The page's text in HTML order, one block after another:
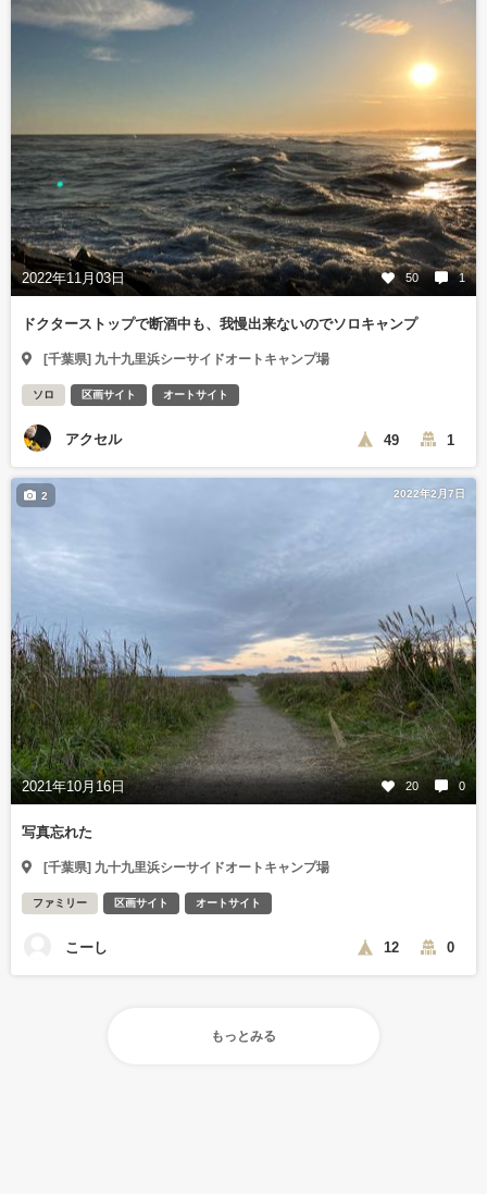
2022年11月03日 50 1
ドクターストップで断酒中も、我慢出来ないのでソロキャンプ
[千葉県] 九十九里浜シーサイドオートキャンプ場
ソロ 区画サイト オートサイト
アクセル 49 1
2022年2月7日
2021年10月16日 20 0
2
写真忘れた
[千葉県] 九十九里浜シーサイドオートキャンプ場
ファミリー 区画サイト オートサイト
こーし 12 0
もっとみる